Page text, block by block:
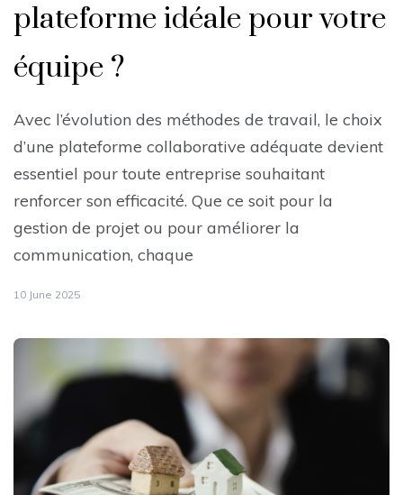
plateforme idéale pour votre
équipe ?
Avec l’évolution des méthodes de travail, le choix
d’une plateforme collaborative adéquate devient
essentiel pour toute entreprise souhaitant
renforcer son efficacité. Que ce soit pour la
gestion de projet ou pour améliorer la
communication, chaque
10 June 2025